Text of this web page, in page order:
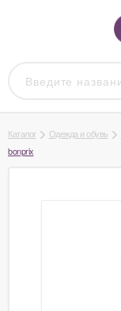
Каталог Одежда и обувь
bonprix